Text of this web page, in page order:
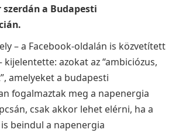
a Budapesti
– a Facebook-oldalán is közvetített
azokat az “ambiciózus,
amelyeket a budapesti
fogalmaztak meg a napenergia
csak akkor lehet elérni, ha a
beindul a napenergia